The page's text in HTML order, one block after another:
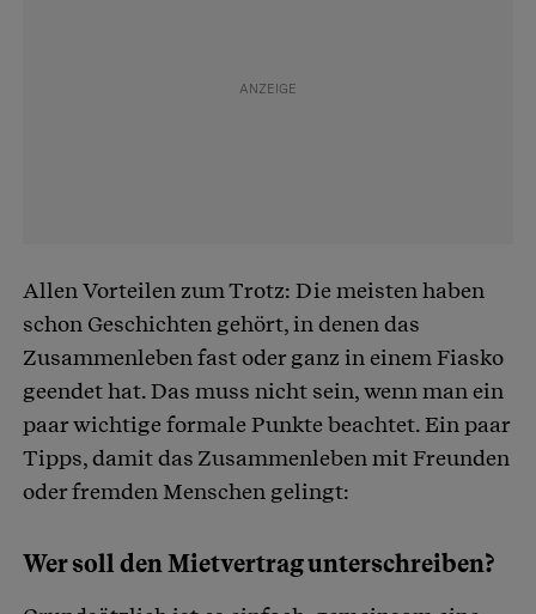
Allen Vorteilen zum Trotz: Die meisten haben
schon Geschichten gehört, in denen das
Zusammenleben fast oder ganz in einem Fiasko
geendet hat. Das muss nicht sein, wenn man ein
paar wichtige formale Punkte beachtet. Ein paar
Tipps, damit das Zusammenleben mit Freunden
oder fremden Menschen gelingt:
Wer soll den Mietvertrag unterschreiben?